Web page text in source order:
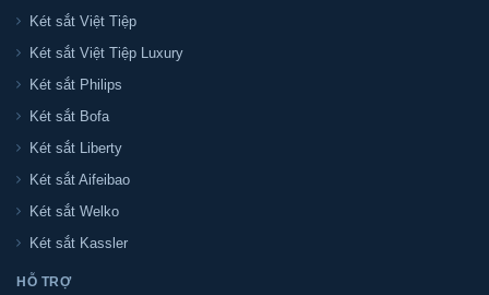
Két sắt Việt Tiệp
Két sắt Việt Tiệp Luxury
Két sắt Philips
Két sắt Bofa
Két sắt Liberty
Két sắt Aifeibao
Két sắt Welko
Két sắt Kassler
HỖ TRỢ